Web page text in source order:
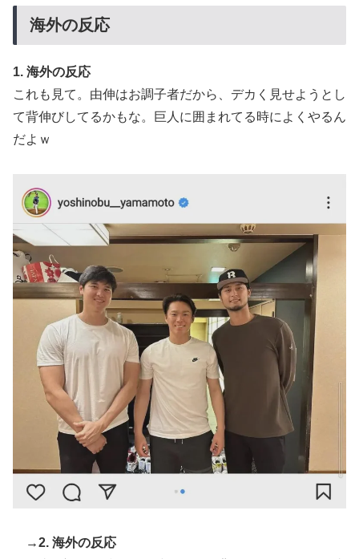
回の性接待を行い審判を買収していたことが発覚…（ﾌﾞ
ﾙﾌﾞﾙ」＝韓国の反応
れ！」
▶
外国人「2002年W杯は?」韓国サッカーに衝撃的不祥
事！W杯予選でレフリーへの性的接待発覚！海外騒然！
【海外の反応】
▶ 海外「蘇生した母親は翌日には母乳をあげていた。で、
次の患者に顔面を殴られた」医師たちが語る忘れられな
い症例…
▶ 「二人は父も母も同じきょうだいだった」2002年と
2004年、別々に養子に迎えられた男の子と女の子が受
けたDNA検査
海外の反応
1. 海外の反応
これも見て。由伸はお調子者だから、デカく見せようとし
て背伸びしてるかもな。巨人に囲まれてる時によくやるん
だよｗ
→2. 海外の反応